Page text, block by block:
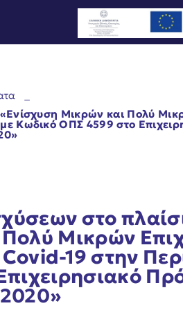
Μικρών και Πολύ
Κωδικό ΟΠΣ 4599 στο
στο
Μικρών
19 στην